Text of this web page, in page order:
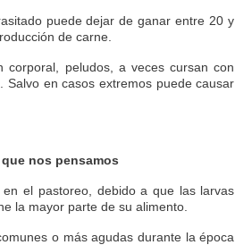
puede dejar de ganar entre 20 y
de carne.
corporal, peludos, a veces cursan con
en casos extremos puede causar
nos pensamos
el pastoreo, debido a que las larvas
la mayor parte de su alimento.
o más agudas durante la época